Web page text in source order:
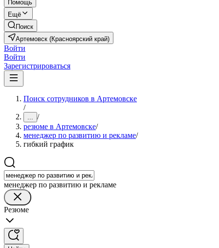
Помощь
Ещё
Поиск
Артемовск (Красноярский край)
Войти
Войти
Зарегистрироваться
Поиск сотрудников в Артемовске
/
... /
резюме в Артемовске/
менеджер по развитию и рекламе/
гибкий график
менеджер по развитию и рекламе
Резюме